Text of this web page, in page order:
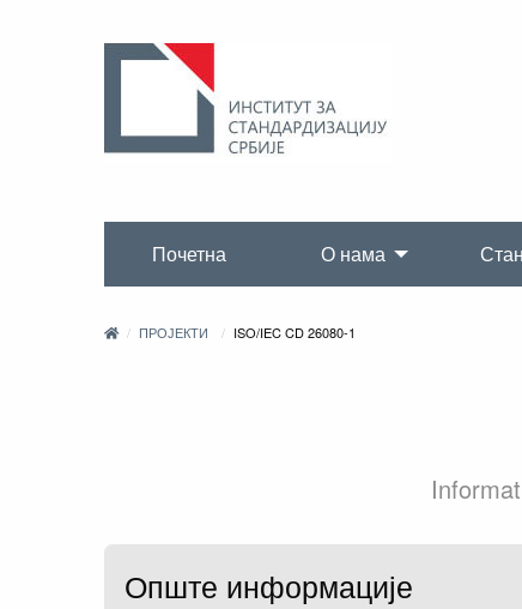
Почетна О нама
ПРОЈЕКТИ ISO/IEC CD 26080-1
Опште информације